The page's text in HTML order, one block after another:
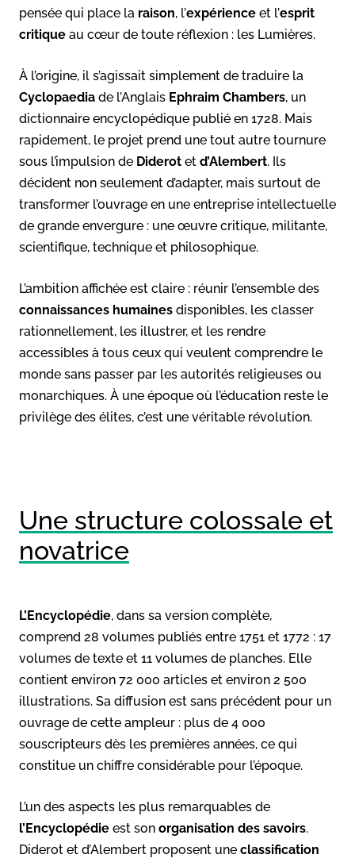
pensée qui place la raison, l’expérience et l’esprit
critique au cœur de toute réflexion : les Lumières.
À l’origine, il s’agissait simplement de traduire la
Cyclopaedia de l’Anglais Ephraim Chambers, un
dictionnaire encyclopédique publié en 1728. Mais
rapidement, le projet prend une tout autre tournure
sous l’impulsion de Diderot et d’Alembert. Ils
décident non seulement d’adapter, mais surtout de
transformer l’ouvrage en une entreprise intellectuelle
de grande envergure : une œuvre critique, militante,
scientifique, technique et philosophique.
L’ambition affichée est claire : réunir l’ensemble des
connaissances humaines disponibles, les classer
rationnellement, les illustrer, et les rendre
accessibles à tous ceux qui veulent comprendre le
monde sans passer par les autorités religieuses ou
monarchiques. À une époque où l’éducation reste le
privilège des élites, c’est une véritable révolution.
Une structure colossale et
novatrice
L’Encyclopédie, dans sa version complète,
comprend 28 volumes publiés entre 1751 et 1772 : 17
volumes de texte et 11 volumes de planches. Elle
contient environ 72 000 articles et environ 2 500
illustrations. Sa diffusion est sans précédent pour un
ouvrage de cette ampleur : plus de 4 000
souscripteurs dès les premières années, ce qui
constitue un chiffre considérable pour l’époque.
L’un des aspects les plus remarquables de
l’Encyclopédie est son organisation des savoirs.
Diderot et d’Alembert proposent une classification